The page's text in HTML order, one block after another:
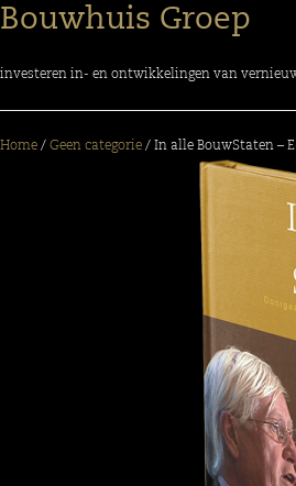
Bouwhuis Groep
investeren in- en ontwikkelingen van
Home / Geen categorie / In alle BouwStaten –